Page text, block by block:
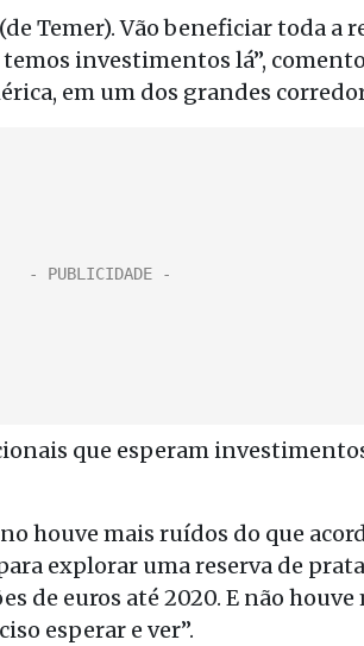
Temer). Vão beneficiar toda a
investimentos lá”,
em um dos grandes
que esperam
houve mais ruídos do que
explorar uma reserva de
de euros até 2020. E não
esperar e ver”.